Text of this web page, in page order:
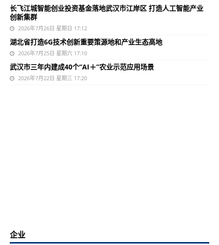
长飞江城智能创业投资基金落地武汉市江岸区 打造人工智能产业
创新集群
2026年7月26日 星期日 17:12
湖北省打造6G技术创新重要策源地和产业生态高地
2026年7月25日 星期六 17:10
武汉市三年内建成40个“AI＋”农业示范应用场景
2026年7月22日 星期三 17:20
企业